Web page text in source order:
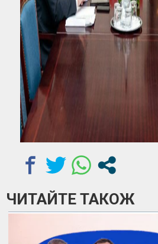
ЧИТАЙТЕ ТАКОЖ